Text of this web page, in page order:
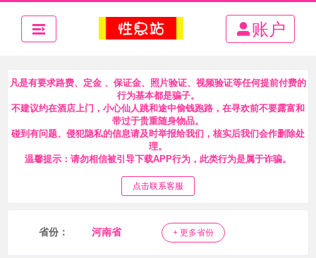
账户
凡是有要求路费、定金 、保证金、照片验证、视频验证等任何提前付费的
行为基本都是骗子。
不建议约在酒店上门，小心仙人跳和途中偷钱跑路，在寻欢前不要露富和
带过于贵重随身物品。
碰到有问题、侵犯隐私的信息请及时举报给我们，核实后我们会作删除处
理。
温馨提示：请勿相信被引导下载APP行为，此类行为是属于诈骗。
点击联系客服
省份： 河南省 + 更多省份